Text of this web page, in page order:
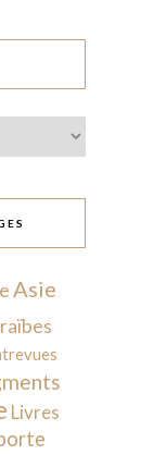
Asie
Livres